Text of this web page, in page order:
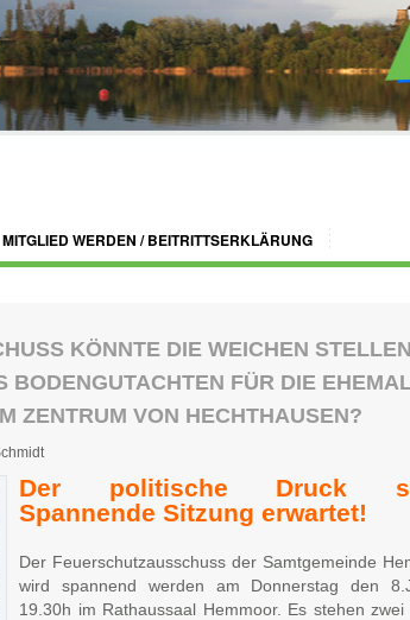
MITGLIED WERDEN / BEITRITTSERKLÄRUNG
KÖNNTE DIE WEICHEN
BODENGUTACHTEN FÜR DIE
ZENTRUM VON HECHTHAUSEN?
Der politische Druck
Spannende Sitzung erwartet!
Der Feuerschutzausschuss der Samtgemeinde
wird spannend werden am Donnerstag den
19.30h im Rathaussaal Hemmoor. Es stehen zwei